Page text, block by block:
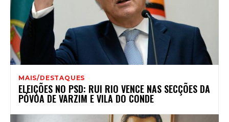
MAIS/DESTAQUES
ELEIÇÕES NO PSD: RUI RIO VENCE NAS SECÇÕES DA
PÓVOA DE VARZIM E VILA DO CONDE